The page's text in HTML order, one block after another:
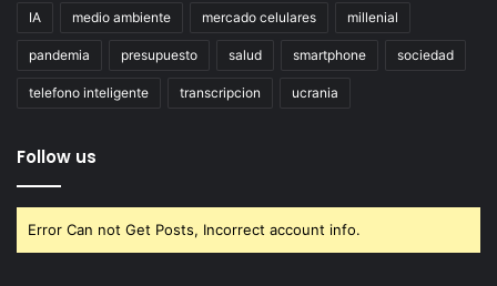
IA medio ambiente mercado celulares millenial
pandemia presupuesto salud smartphone sociedad
telefono inteligente transcripcion ucrania
Follow us
Error Can not Get Posts, Incorrect account info.